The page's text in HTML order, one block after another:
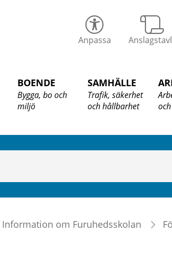
Anpassa
BOENDE
Bygga, bo och
miljö
SAMHÄLLE
Trafik, säkerhet
och hållbarhet
Information om Furuhedsskolan